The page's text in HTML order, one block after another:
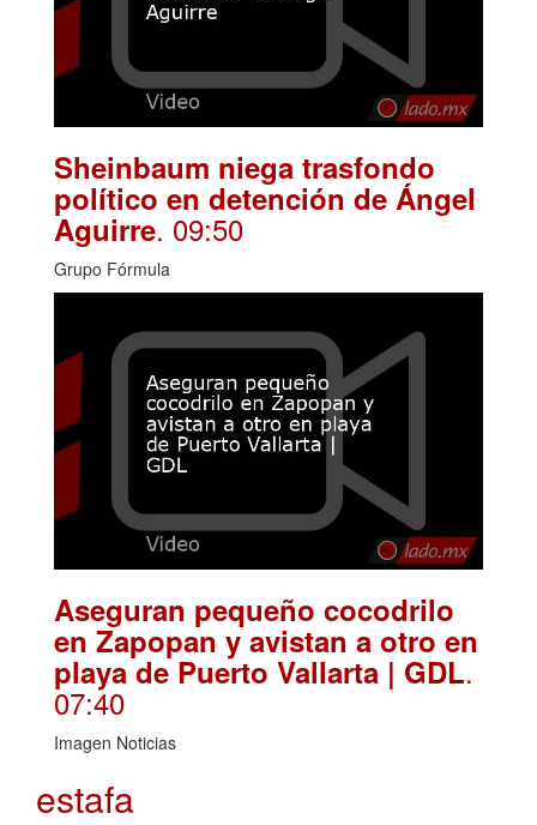
Sheinbaum niega trasfondo
político en detención de Ángel
Aguirre. 09:50
Grupo Fórmula
Aseguran pequeño cocodrilo
en Zapopan y avistan a otro en
playa de Puerto Vallarta | GDL.
07:40
Imagen Noticias
estafa